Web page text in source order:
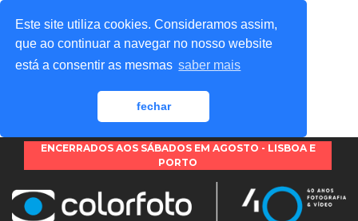
Este site utiliza cookies. Consideramos assim,
que ao continuar a navegar no nosso website
está a consentir as mesmas saber mais
fechar
ENCERRADOS AOS SÁBADOS EM AGOSTO - LISBOA E
PORTO